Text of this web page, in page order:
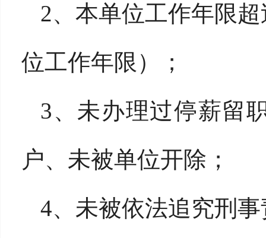
2、本单位工作年限
位工作年限）；
3、未办理过停薪留
户、未被单位开除；
4、未被依法追究刑